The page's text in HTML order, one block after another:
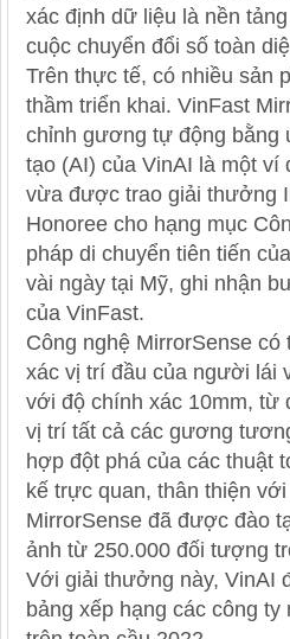
xác định dữ liệu là nền
cuộc chuyển đổi số toàn
Trên thực tế, có nhiều sản
thầm triển khai. VinFast
chỉnh gương tự động bằng
tạo (AI) của VinAI là một ví
vừa được trao giải thưởng
Honoree cho hạng mục
pháp di chuyển tiên tiến
vài ngày tại Mỹ, ghi nhận
của VinFast.
Công nghệ MirrorSense có
xác vị trí đầu của người lái
với độ chính xác 10mm, từ
vị trí tất cả các gương
hợp đột phá của các thuật
kế trực quan, thân thiện
MirrorSense đã được đào
ảnh từ 250.000 đối tượng
Với giải thưởng này, VinAI
bảng xếp hạng các công